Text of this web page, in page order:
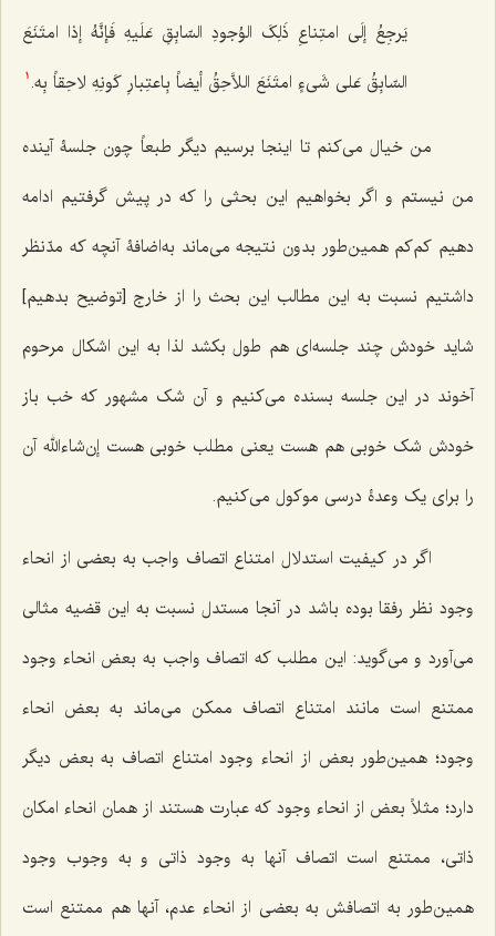
یَرجِعُ إلَى امتِناعِ ذَلِکَ الوُجودِ السّابِقِ عَلَیهِ فَإنَّهُ إذا امتَنَعَ
السّابِقُ عَلى شَیءٍ امتَنَعَ اللاَّحِقُ أیضاً بِاعتِبارِ کَونِهِ لاحِقاً بِه.
1
من خیال می‌کنم تا اینجا برسیم دیگر طبعاً چون جلسۀ آینده
من نیستم و اگر بخواهیم این بحثی را که در پیش گرفتیم ادامه
دهیم کم‌کم همین‌طور بدون نتیجه می‌ماند به‌اضافۀ آنچه که مدّنظر
داشتیم نسبت به این مطالب این بحث را از خارج [توضیح بدهیم]
شاید خودش چند جلسه‌ای هم طول بکشد لذا به این اشکال مرحوم
آخوند در این جلسه بسنده می‌کنیم و آن شک مشهور که خب باز
خودش شک خوبی هم هست یعنی مطلب خوبی هست إن‌شاءالله آن
را برای یک وعدۀ درسی موکول می‌کنیم.
اگر در کیفیت استدلال امتناع اتصاف واجب به بعضی از انحاء
وجود نظر رفقا بوده باشد در آنجا مستدل نسبت به این قضیه مثالی
می‌آورد و می‌گوید: این مطلب که اتصاف واجب به بعض انحاء وجود
ممتنع است مانند امتناع اتصاف ممکن می‌ماند به بعض انحاء
وجود؛ همین‌طور بعض از انحاء وجود امتناع اتصاف به بعض دیگر
دارد؛ مثلاً بعض از انحاء وجود که عبارت‌ هستند از همان انحاء امکان
ذاتی، ممتنع است اتصاف آنها به وجود ذاتی و به وجوب وجود
همین‌طور به اتصافش به بعضی از انحاء عدم، آنها هم ممتنع است